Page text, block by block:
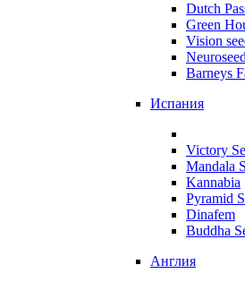
Dutch
Green
Vision
Barneys
Испания
Victory
Mandala
Kannabia
Pyramid
Dinafem
Buddha
Англия